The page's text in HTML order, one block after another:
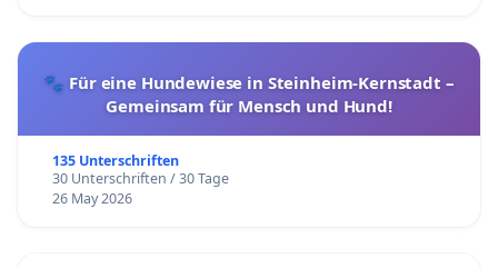
🐾 Für eine Hundewiese in Steinheim-Kernstadt –
Gemeinsam für Mensch und Hund!
135 Unterschriften
30 Unterschriften / 30 Tage
26 May 2026